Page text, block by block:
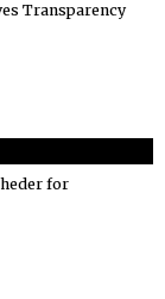
Transparency
for